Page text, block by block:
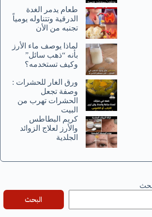
طعام يدمر الغدة
الدرقية وتتناوله يومياً
تجنبه من الأن
لماذا يوصف ماء الأرز
بأنه “ذهب سائل”
وكيف تستخدمه؟
ورق الغار للحشرات :
وصفة تجعل
الحشرات تهرب من
البيت
كريم البطاطس
والأرز لعلاج الزوائد
الجلدية
البحث